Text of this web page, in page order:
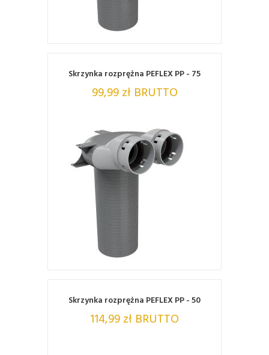
ZOBACZ
Skrzynka rozprężna PEFLEX PP - 75
99,99 zł BRUTTO
ZOBACZ
Skrzynka rozprężna PEFLEX PP - 50
114,99 zł BRUTTO